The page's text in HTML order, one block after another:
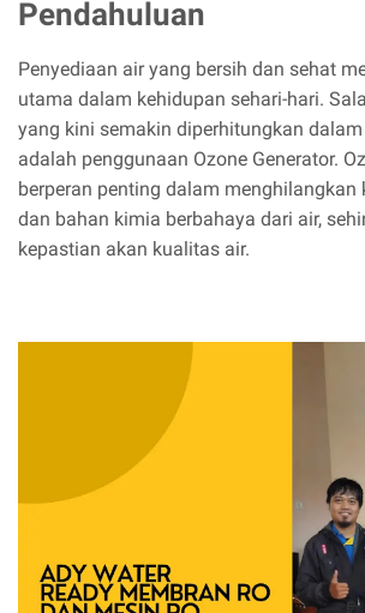
Pendahuluan
Penyediaan air yang bersih dan sehat
utama dalam kehidupan sehari-hari.
yang kini semakin diperhitungkan
adalah penggunaan Ozone Generator.
berperan penting dalam menghilangkan
dan bahan kimia berbahaya dari air,
kepastian akan kualitas air.